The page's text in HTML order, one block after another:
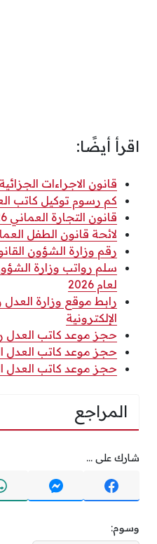
اقرأ أيضًا:
قانون الاجراءات الجزائية
كم رسوم توكيل كاتب
قانون التجارة العماني 2026 pdf
لائحة قانون الطفل العماني 2026
رقم وزارة الشؤون
سلم رواتب وزارة
لعام 2026
رابط موقع وزارة العدل
الإلكترونية
حجز موعد كاتب
حجز موعد كاتب العدل
حجز موعد كاتب
المراجع
شارك على ...
وسوم: